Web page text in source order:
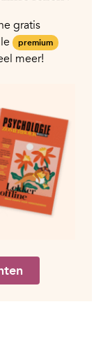
gratis
premium
meer!